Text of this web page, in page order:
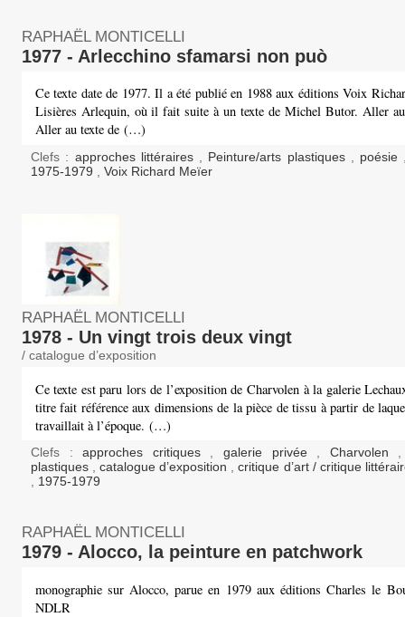
RAPHAËL MONTICELLI
1977 - Arlecchino sfamarsi non può
Ce texte date de 1977. Il a été publié en 1988 aux éditions Voix
Lisières Arlequin, où il fait suite à un texte de Michel Butor. Aller
Aller au texte de (…)
Clefs : approches littéraires Peinture/arts plastiques poésie
1975-1979
Voix Richard Meïer
RAPHAËL MONTICELLI
1978 - Un vingt trois deux vingt
/ catalogue d’exposition
Ce texte est paru lors de l’exposition de Charvolen à la galerie
titre fait référence aux dimensions de la pièce de tissu à partir de
travaillait à l’époque. (…)
Clefs : approches critiques ,galerie privée , Charvolen
plastiques ,catalogue d’exposition ,critique d’art / critique
, 1975-1979
RAPHAËL MONTICELLI
1979 - Alocco, la peinture en patchwork
monographie sur Alocco, parue en 1979 aux éditions Charles le
NDLR